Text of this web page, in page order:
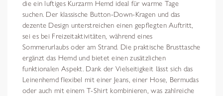
die ein luftiges Kurzarm Hemd ideal für warme Tage
suchen. Der klassische Button-Down-Kragen und das
dezente Design unterstreichen einen gepflegten Auftritt,
sei es bei Freizeitaktivitäten, während eines
Sommerurlaubs oder am Strand. Die praktische Brusttasche
ergänzt das Hemd und bietet einen zusätzlichen
funktionalen Aspekt. Dank der Vielseitigkeit lässt sich das
Leinenhemd flexibel mit einer Jeans, einer Hose, Bermudas
oder auch mit einem T-Shirt kombinieren, was zahlreiche